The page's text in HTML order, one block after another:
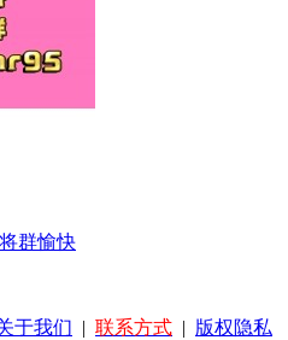
群愉快
于我们 | 联系方式 | 版权隐私